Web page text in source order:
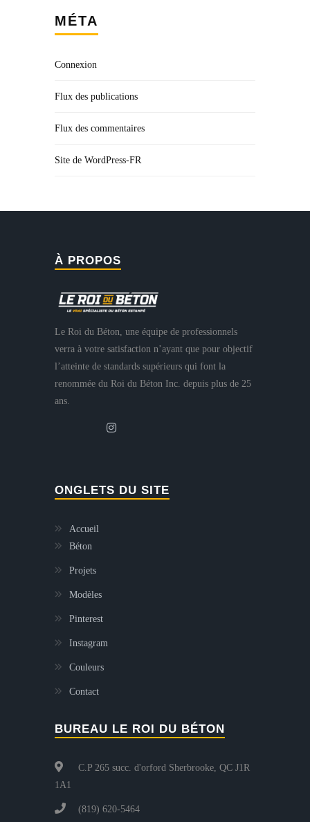
MÉTA
Connexion
Flux des publications
Flux des commentaires
Site de WordPress-FR
À PROPOS
Le Roi du Béton, une équipe de professionnels
verra à votre satisfaction n’ayant que pour objectif
l’atteinte de standards supérieurs qui font la
renommée du Roi du Béton Inc. depuis plus de 25
ans.
ONGLETS DU SITE
Accueil
Béton
Projets
Modèles
Pinterest
Instagram
Couleurs
Contact
BUREAU LE ROI DU BÉTON
C.P 265 succ. d'orford Sherbrooke, QC J1R
1A1
(819) 620-5464